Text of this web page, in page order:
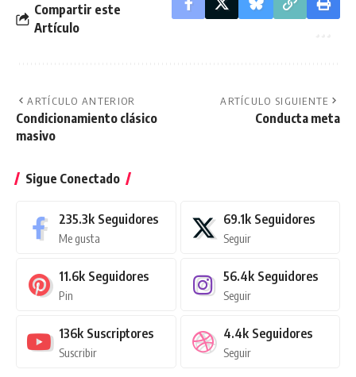
Compartir este
Artículo
ARTÍCULO ANTERIOR
Condicionamiento clásico
masivo
ARTÍCULO SIGUIENTE
Conducta meta
Sigue Conectado
235.3k Seguidores
Me gusta
69.1k Seguidores
Seguir
11.6k Seguidores
Pin
56.4k Seguidores
Seguir
136k Suscriptores
Suscribir
4.4k Seguidores
Seguir